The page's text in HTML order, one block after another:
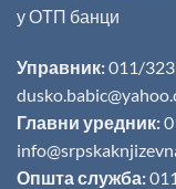
у ОТП банци
Управник:011/
Главни уредник:
Општа служба: